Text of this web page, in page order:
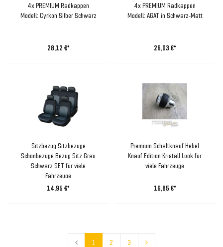
4x PREMIUM Radkappen
Modell: Cyrkon Silber Schwarz
28,12 €*
4x PREMIUM Radkappen
Modell: AGAT in Schwarz-Matt
26,03 €*
Sitzbezug Sitzbezüge
Schonbezüge Bezug Sitz Grau
Schwarz SET für viele
Fahrzeuge
14,95 €*
Premium Schaltknauf Hebel
Knauf Edition Kristall Look für
viele Fahrzeuge
16,85 €*
1 2 3